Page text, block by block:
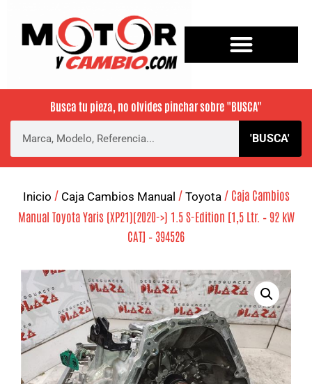
Busca tu pieza, no olvides pinchar sobre "BUSCA"
'BUSCA'
Inicio / Caja Cambios Manual / Toyota / Caja Cambios
Manual Toyota Yaris (XP21)(2020->) 1.5 S-Edition [1,5 Ltr. – 92 kW
CAT] – 394526